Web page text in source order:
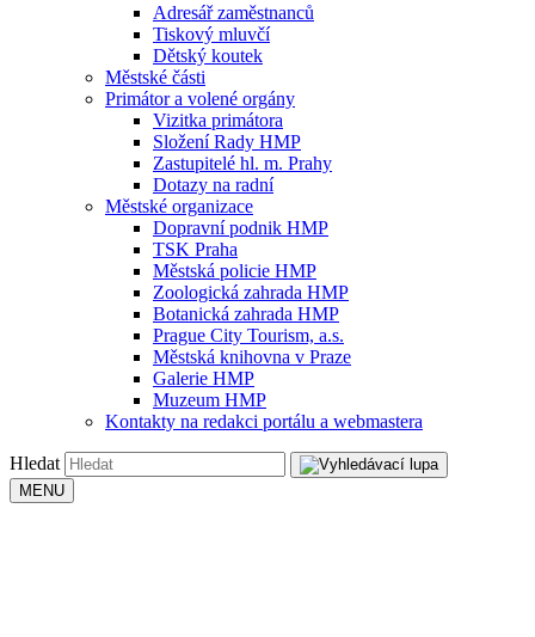
Adresář zaměstnanců
Tiskový mluvčí
Dětský koutek
Městské části
Primátor a volené orgány
Vizitka primátora
Složení Rady HMP
Zastupitelé hl. m. Prahy
Dotazy na radní
Městské organizace
Dopravní podnik HMP
TSK Praha
Městská policie HMP
Zoologická zahrada HMP
Botanická zahrada HMP
Prague City Tourism, a.s.
Městská knihovna v Praze
Galerie HMP
Muzeum HMP
Kontakty na redakci portálu a webmastera
Hledat
MENU